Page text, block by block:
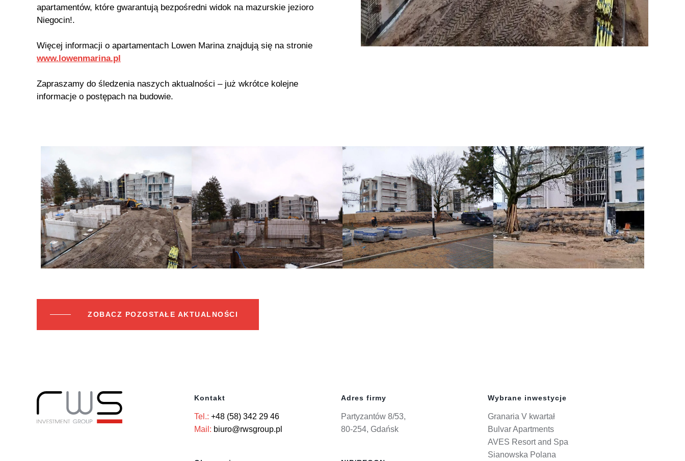
apartamentów, które gwarantują bezpośredni widok na mazurskie jezioro
Niegocin!.
Więcej informacji o apartamentach Lowen Marina znajdują się na stronie
www.lowenmarina.pl
Zapraszamy do śledzenia naszych aktualności – już wkrótce kolejne
informacje o postępach na budowie.
ZOBACZ POZOSTAŁE AKTUALNOŚCI
Kontakt
Tel.: +48 (58) 342 29 46
Mail: biuro@rwsgroup.pl
Adres firmy
Partyzantów 8/53,
80-254, Gdańsk
Wybrane inwestycje
Granaria V kwartał
Bulvar Apartments
AVES Resort and Spa
Sianowska Polana